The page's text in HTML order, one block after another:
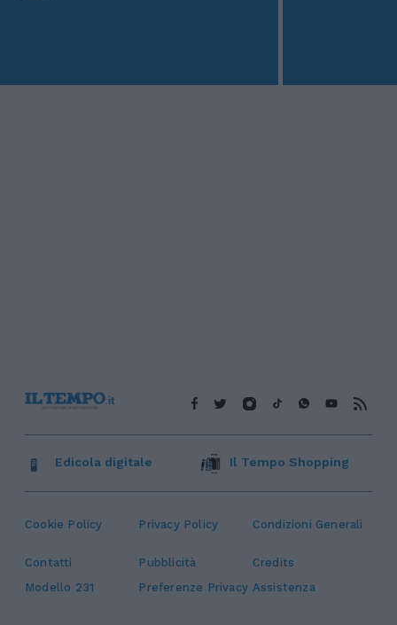
Cookie Policy Privacy Policy Condizioni Generali
Contatti Pubblicità
Credits
Modello 231
Preferenze Privacy Assistenza
Edicola digitale Il Tempo Shopping